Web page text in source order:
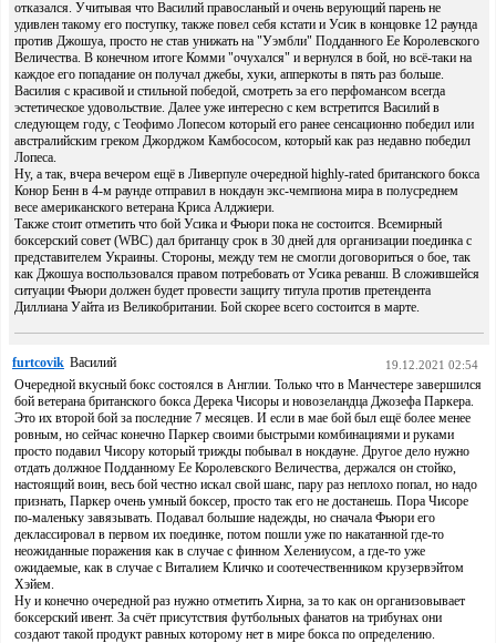
отказался. Учитывая что Василий правосланый и очень верующий парень не
удивлен такому его поступку, также повел себя кстати и Усик в концовке 12 раунда
против Джошуа, просто не став унижать на "Уэмбли" Подданного Ее Королевского
Величества. В конечном итоге Комми "очухался" и вернулся в бой, но всё-таки на
каждое его попадание он получал джебы, хуки, апперкоты в пять раз больше.
Василия с красивой и стильной победой, смотреть за его перфомансом всегда
эстетическое удовольствие. Далее уже интересно с кем встретится Василий в
следующем году, с Теофимо Лопесом который его ранее сенсационно победил или
австралийским греком Джорджом Камбососом, который как раз недавно победил
Лопеса.
Ну, а так, вчера вечером ещё в Ливерпуле очередной highly-rated британского бокса
Конор Бенн в 4-м раунде отправил в нокдаун экс-чемпиона мира в полусреднем
весе американского ветерана Криса Алджиери.
Также стоит отметить что бой Усика и Фьюри пока не состоится. Всемирный
боксерский совет (WBC) дал британцу срок в 30 дней для организации поединка с
представителем Украины. Стороны, между тем не смогли договориться о бое, так
как Джошуа воспользовался правом потребовать от Усика реванш. В сложившейся
ситуации Фьюри должен будет провести защиту титула против претендента
Диллиана Уайта из Великобритании. Бой скорее всего состоится в марте.
furtcovik Василий 19.12.2021 02:54
Очередной вкусный бокс состоялся в Англии. Только что в Манчестере завершился
бой ветерана британского бокса Дерека Чисоры и новозеландца Джозефа Паркера.
Это их второй бой за последние 7 месяцев. И если в мае бой был ещё более менее
ровным, но сейчас конечно Паркер своими быстрыми комбинациями и руками
просто подавил Чисору который трижды побывал в нокдауне. Другое дело нужно
отдать должное Подданному Ее Королевского Величества, держался он стойко,
настоящий воин, весь бой честно искал свой шанс, пару раз неплохо попал, но надо
признать, Паркер очень умный боксер, просто так его не достанешь. Пора Чисоре
по-маленьку завязывать. Подавал большие надежды, но сначала Фьюри его
деклассировал в первом их поединке, потом пошли уже по накатанной где-то
неожиданные поражения как в случае с финном Хелениусом, а где-то уже
ожидаемые, как в случае с Виталием Кличко и соотечественником крузервэйтом
Хэйем.
Ну и конечно очередной раз нужно отметить Хирна, за то как он организовывает
боксерский ивент. За счёт присутствия футбольных фанатов на трибунах они
создают такой продукт равных которому нет в мире бокса по определению.